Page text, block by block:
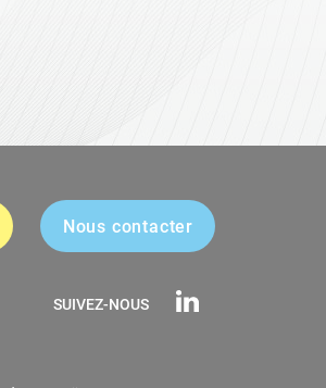
Nous contacter
SUIVEZ-NOUS